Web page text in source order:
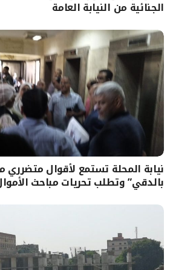
الجنائية من النيابة العامة
نيابة المحلة تستمع لأقوال متضرري
بالدقي” وتطلب تحريات مباحث